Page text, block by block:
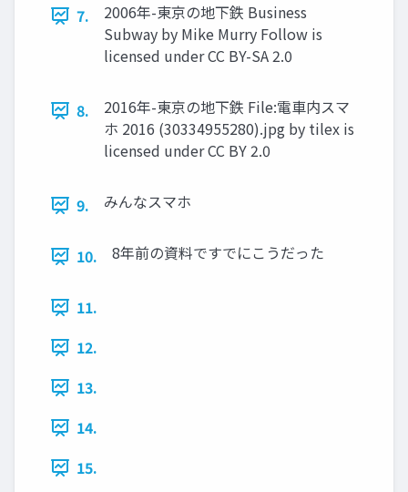
7.
2006年-東京の地下鉄 Business
Subway by Mike Murry Follow is
licensed under CC BY-SA 2.0
8.
2016年-東京の地下鉄 File:電車内スマ
ホ 2016 (30334955280).jpg by tilex is
licensed under CC BY 2.0
9. みんなスマホ
10. 8年前の資料ですでにこうだった
11.
12.
13.
14.
15.